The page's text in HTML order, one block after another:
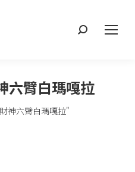
搜
六臂白瑪嘎拉
神六臂白瑪嘎拉"